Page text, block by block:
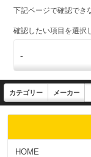
下記ページで確認でき
確認したい項目を選択
HOME